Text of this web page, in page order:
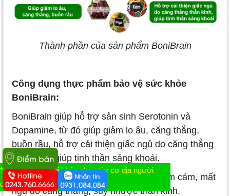
Thành phần của sản phẩm BoniBrain
Công dụng thực phẩm bảo vệ sức khỏe
BoniBrain:
BoniBrain giúp hỗ trợ sản sinh Serotonin và
Dopamine, từ đó giúp giảm lo âu, căng thẳng,
buồn rầu, hỗ trợ cải thiện giấc ngủ do căng thẳng
thần kinh, giúp tinh thần sảng khoái.
Đối tượng sử dụng:
Người lớn bị trầm cảm, mất
ngủ do căng thẳng, suy nhược thần kinh.
* Tác dụng có thể khác nhau tùy cơ địa người
dùng